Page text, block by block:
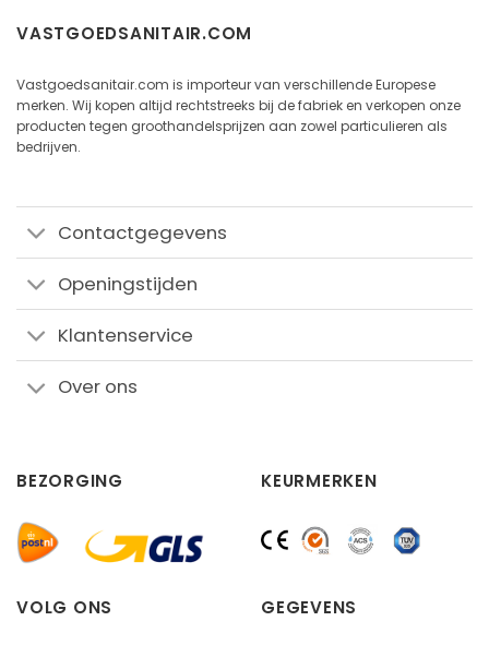
VASTGOEDSANITAIR.COM
Vastgoedsanitair.com is importeur van verschillende Europese
merken. Wij kopen altijd rechtstreeks bij de fabriek en verkopen onze
producten tegen groothandelsprijzen aan zowel particulieren als
bedrijven.
Contactgegevens
Openingstijden
Klantenservice
Over ons
BEZORGING KEURMERKEN
VOLG ONS GEGEVENS